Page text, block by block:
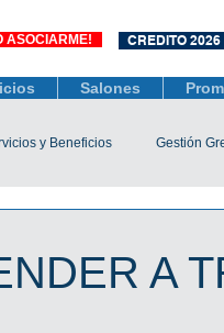
ASOCIARME! CREDITO 2026
Salones
y Beneficios Gestión
A